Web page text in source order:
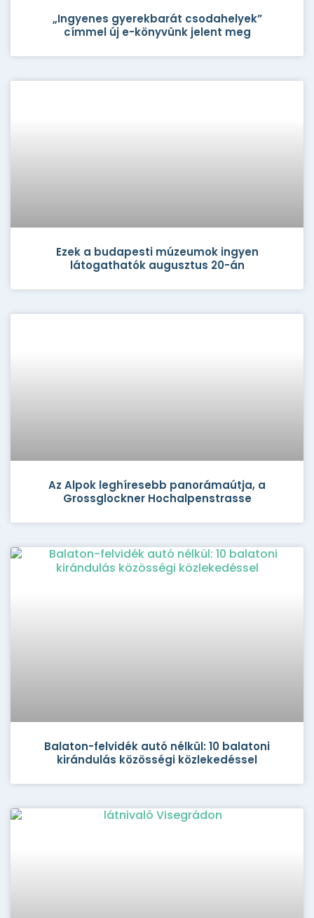
„Ingyenes gyerekbarát csodahelyek”
címmel új e-könyvünk jelent meg
Ezek a budapesti múzeumok ingyen
látogathatók augusztus 20-án
Az Alpok leghíresebb panorámaútja, a
Grossglockner Hochalpenstrasse
Balaton-felvidék autó nélkül: 10 balatoni
kirándulás közösségi közlekedéssel